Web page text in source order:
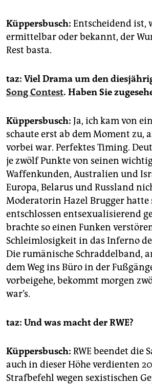
Küppersbusch: Entscheidend ist,
ermittelbar oder bekannt, der
Rest basta.
taz: Viel Drama um den
Song Contest. Haben Sie
Küppersbusch: Ja, ich kam von
schaute erst ab dem Moment zu,
vorbei war. Perfektes Timing.
je zwölf Punkte von seinen
Waffenkunden, Australien und
Europa, Belarus und Russland
Moderatorin Hazel ­Brugger hatte
entschlossen ent­sexualisierend
brachte so einen Funken
Schleimlosigkeit in das Inferno
Die rumänische Schraddelband,
dem Weg ins Büro in der
vorbeigehe, bekommt morgen
war’s.
taz: Und was macht der RWE?
Küppersbusch: RWE beendet die
auch in dieser Höhe verdienten
Strafbefehl wegen sexistischen